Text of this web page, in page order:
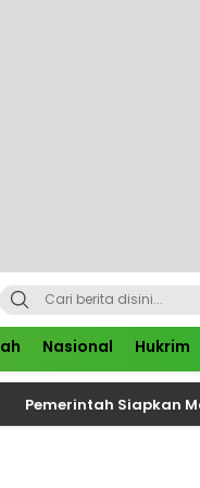
Nasional Hukrim
Siapkan Madura